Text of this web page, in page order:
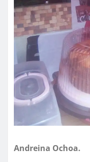
Andreina Ochoa.